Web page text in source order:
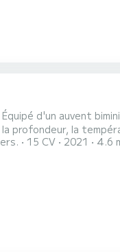
d'un auvent
la
EST INCLUS
demander, lors de la
15 CV 2021 4.6